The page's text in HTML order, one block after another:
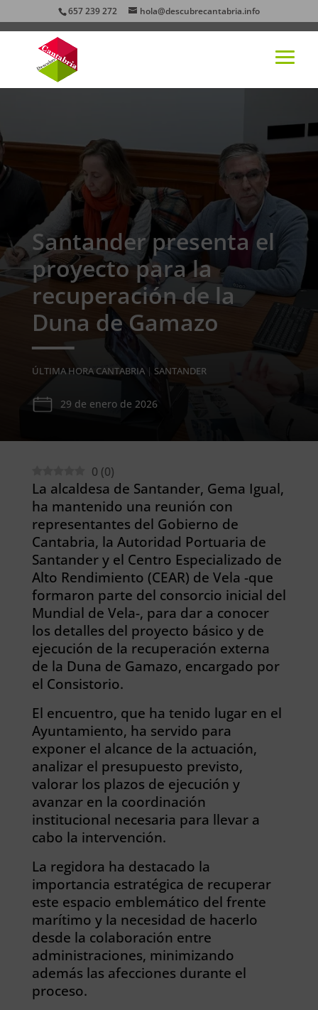
657 239 272 hola@descubrecantabria.info
Santander presenta el
proyecto para la
recuperación de la
Duna de Gamazo
ÚLTIMA HORA CANTABRIA| SANTANDER
29 de enero de 2026
0 (0)
La alcaldesa de Santander, Gema Igual,
ha mantenido una reunión con
representantes del Gobierno de
Cantabria, la Autoridad Portuaria de
Santander y el Centro Especializado de
Alto Rendimiento (CEAR) de Vela -que
formaron parte del consorcio inicial del
Mundial de Vela-, para dar a conocer
los detalles del proyecto básico y de
ejecución de la recuperación externa
de la Duna de Gamazo, encargado por
el Consistorio.
El encuentro, que ha tenido lugar en el
Ayuntamiento, ha servido para
exponer el alcance de la actuación,
analizar el presupuesto previsto,
valorar los plazos de ejecución y
avanzar en la coordinación
institucional necesaria para llevar a
cabo la intervención.
La regidora ha destacado la
importancia estratégica de recuperar
este espacio emblemático del frente
marítimo y la necesidad de hacerlo
desde la colaboración entre
administraciones, minimizando
además las afecciones durante el
proceso.